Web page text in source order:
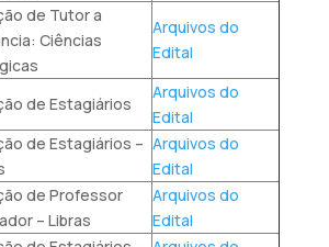
de Tutor a
Ciências
Arquivos do
Edital
de Estagiários
Arquivos do
Edital
de Estagiários – Arquivos do
Edital
de Professor
– Libras
Arquivos do
Edital